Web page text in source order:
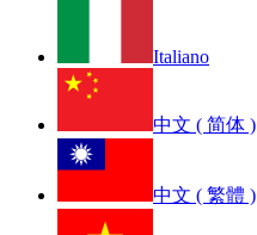
Italiano
中文 ( 简体 )
中文 ( 繁體 )